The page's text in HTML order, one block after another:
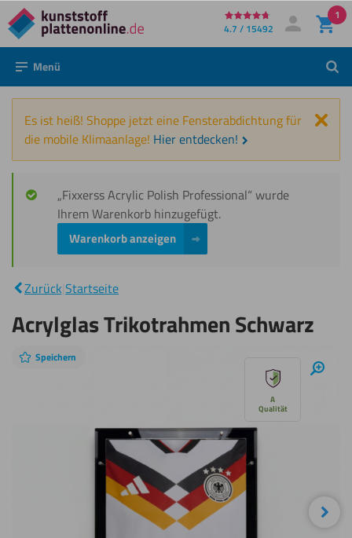
Direkt
zum
Inhalt
4.7 / 15492 Mein Konto
Anmelden
1
Menü
Es ist heiß! Shoppe jetzt eine Fensterabdichtung für
die mobile Klimaanlage! Hier entdecken!
„Fixxerss Acrylic Polish Professional“ wurde
Ihrem Warenkorb hinzugefügt.
Warenkorb anzeigen
Zurück Startseite
Trikotrahmen
Schwarz
Acrylglas Trikotrahmen Schwarz
Speichern
A
Qualität